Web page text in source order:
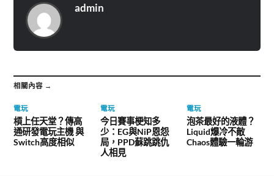
admin
相關內容 →
電玩
槓上任天堂？傳高
通研發電玩主機 與
Switch高度相似
電玩
今日賽事梗知多
少：EG與NiP恩怨
局，PPD蘇跳跳仇
人相見
電玩
泡茶最好的液體？
Liquid爆冷不敵
Chaos體驗一輪游